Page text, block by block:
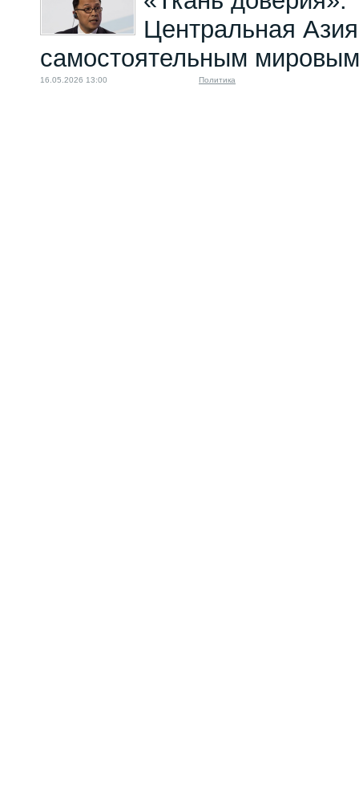
Центральная
самостоятельным
16.05.2026 13:00 Политика